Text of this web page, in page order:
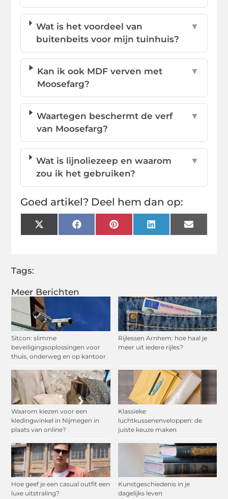
Meer Berichten
Sitcon: slimme
beveiligingsoplossingen voor
thuis, onderweg en op kantoor
Rijlessen Arnhem: hoe haal je
meer uit iedere rijles?
Waarom kiezen voor een
kledingwinkel in Nijmegen in
plaats van online?
Klassieke
luchtkussenenveloppen: de
juiste keuze maken
Hoe geef je een casual outfit een
luxe uitstraling?
Kunstgeschiedenis in je
dagelijks leven
Wat is het voordeel van
buitenbeits voor mijn tuinhuis?
▼
Kan ik ook MDF verven met
Moosefarg?
▼
Waartegen beschermt de verf
van Moosefarg?
▼
Wat is lijnoliezeep en waarom
zou ik het gebruiken?
▼
Goed artikel? Deel hem dan op:
X
(Twitter)
FacebookPinterestLinkedInEmail
Tags: